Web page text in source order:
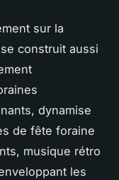
sur la
construit aussi
dynamise
de fête foraine
musique rétro
les